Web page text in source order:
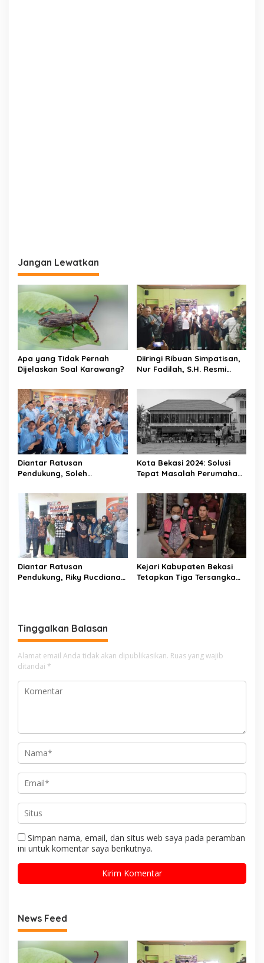
Jangan Lewatkan
Apa yang Tidak Pernah
Dijelaskan Soal Karawang?
Diiringi Ribuan Simpatisan,
Nur Fadilah, S.H. Resmi
Calon Kepala Desa
Sumbersari
Diantar Ratusan
Pendukung, Soleh
Daftar Bakal Calon Kepala
Desa Karang Haur
Kota Bekasi 2024: Solusi
Tepat Masalah Perumahan
Diantar Ratusan
Pendukung, Riky Rucdiana
Kejari Kabupaten Bekasi
Tetapkan Tiga Tersangka
Tinggalkan Balasan
Alamat email Anda tidak akan dipublikasikan. Ruas yang wajib
ditandai *
Simpan nama, email, dan situs web saya pada peramban
ini untuk komentar saya berikutnya.
News Feed